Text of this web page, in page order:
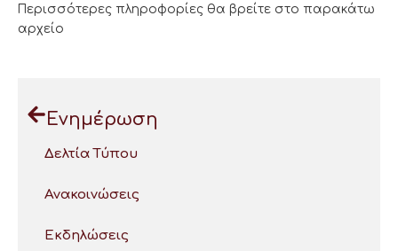
Περισσότερες πληροφορίες θα βρείτε στο παρακάτω
αρχείο
Ενημέρωση
Δελτία Τύπου
Ανακοινώσεις
Εκδηλώσεις